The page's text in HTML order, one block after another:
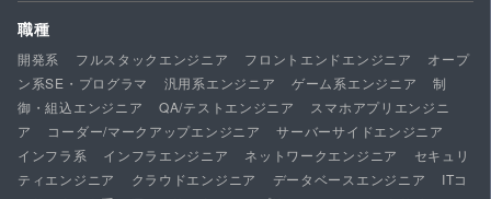
職種
開発系 フルスタックエンジニア フロントエンドエンジニア
オープ
ン系SE・プログラマ
汎用系エンジニア ゲーム系エンジニア
制
御・組込エンジニア
QA/テストエンジニア
スマホアプリエンジニ
ア
コーダー/マークアップエンジニア
サーバーサイドエンジニア
インフラ系
インフラエンジニア ネットワークエンジニア
セキュリ
ティエンジニア
クラウドエンジニア データベースエンジニア
ITコ